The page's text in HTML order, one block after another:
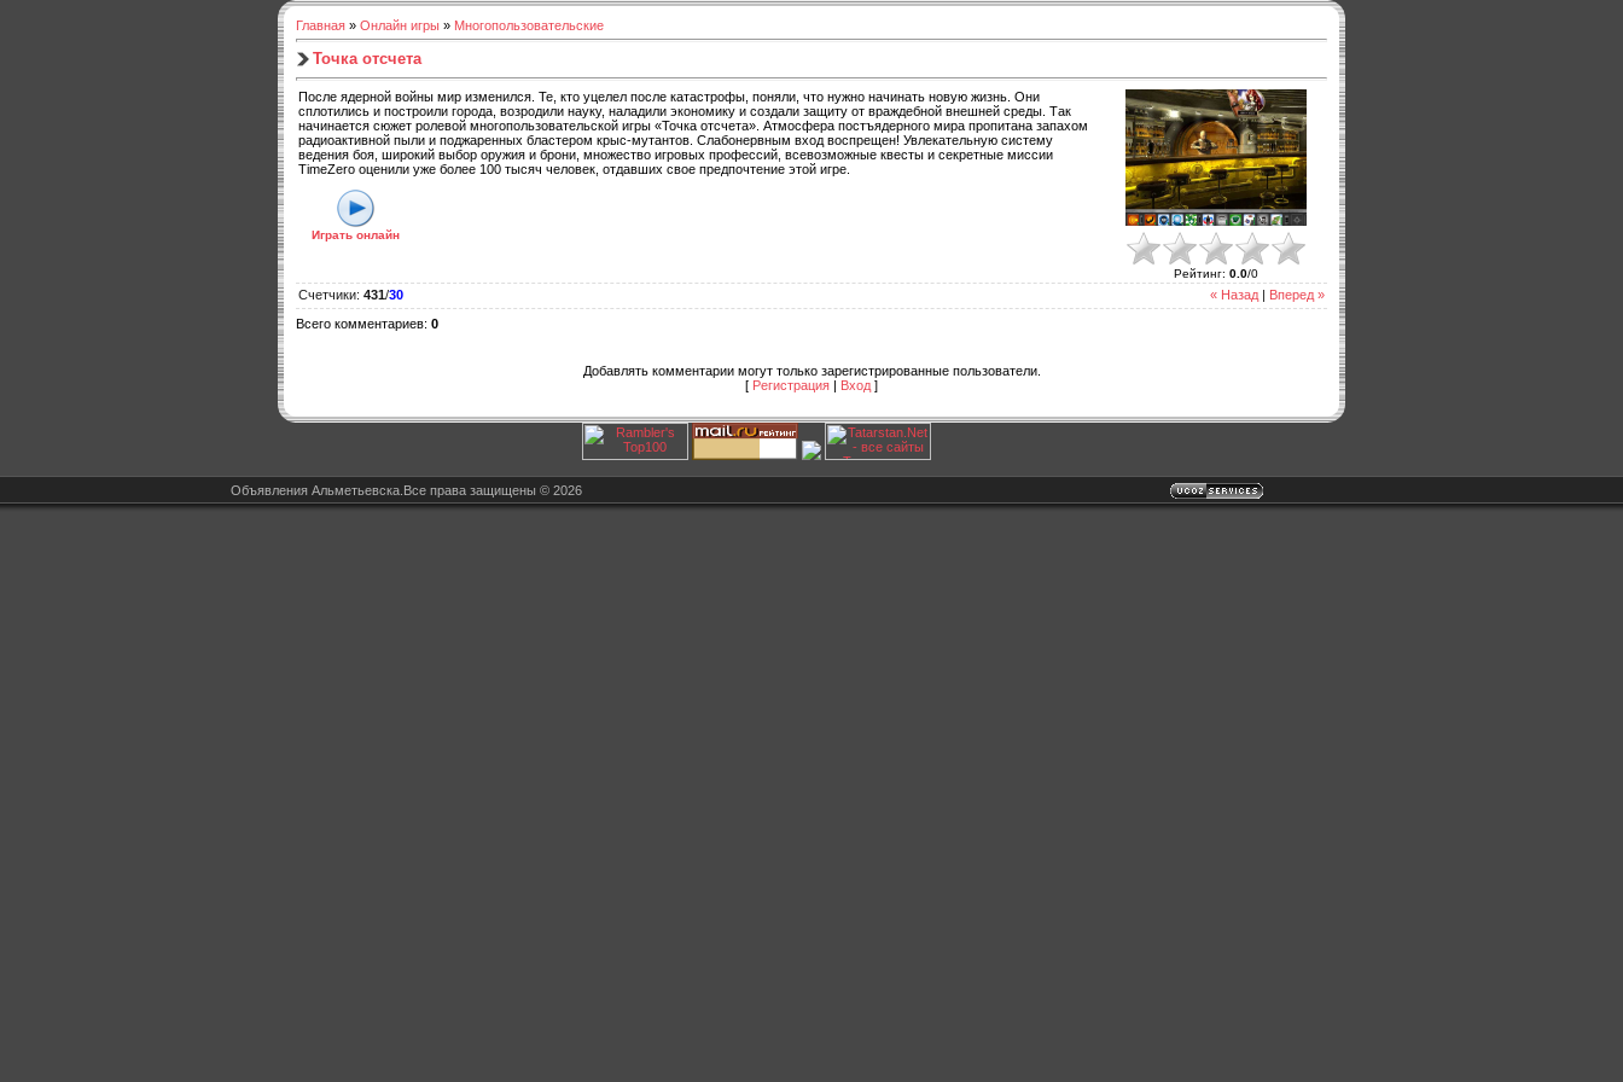
Главная » Онлайн игры » Многопользовательские
Точка отсчета
После ядерной войны мир изменился. Те, кто уцелел после катастрофы, поняли, что нужно начинать новую жизнь. Они
сплотились и построили города, возродили науку, наладили экономику и создали защиту от враждебной внешней среды. Так
начинается сюжет ролевой многопользовательской игры «Точка отсчета». Атмосфера постъядерного мира пропитана запахом
радиоактивной пыли и поджаренных бластером крыс-мутантов. Слабонервным вход воспрещен! Увлекательную систему
ведения боя, широкий выбор оружия и брони, множество игровых профессий, всевозможные квесты и секретные миссии
TimeZero оценили уже более 100 тысяч человек, отдавших свое предпочтение этой игре.
Играть онлайн
Рейтинг: 0.0/0
« Назад Вперед »
Счетчики: 431/30
Всего комментариев: 0
Добавлять комментарии могут только зарегистрированные пользователи.
[ Регистрация Вход ]
Объявления Альметьевска.Все права защищены © 2026